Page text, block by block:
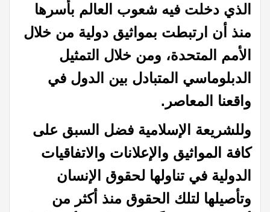
الذي دخلت فيه شعوب العالم بأسرها
منذ أن ارتبطت بمواثيق دولية من خلال
الأمم المتحدة، ومن خلال التمثيل
الدبلوماسي المتبادل بين الدول في
واقعنا المعاصر.
وللشريعة الإسلامية فضل السبق على
كافة المواثيق والإعلانات والاتفاقيات
الدولية في تناولها لحقوق الإنسان
وتأصيلها لتلك الحقوق منذ أكثر من